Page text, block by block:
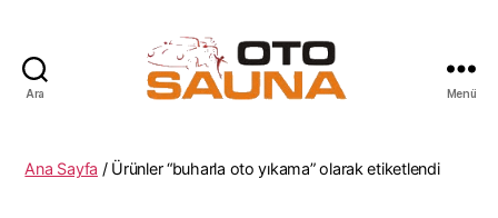
Ara Menü
Ana Sayfa / Ürünler “buharla oto yıkama” olarak etiketlendi